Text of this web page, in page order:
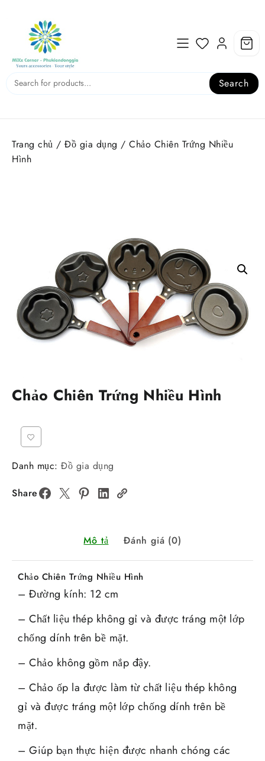
content
Search
Trang chủ / Đồ gia dụng / Chảo Chiên Trứng Nhiều
Hình
Chảo Chiên Trứng Nhiều Hình
Danh mục: Đồ gia dụng
Share
Mô tả Đánh giá (0)
Chảo Chiên Trứng Nhiều Hình
– Đường kính: 12 cm
– Chất liệu thép không gỉ và được tráng một lớp
chống dính trên bề mặt.
– Chảo không gồm nắp đậy.
– Chảo ốp la được làm từ chất liệu thép không
gỉ và được tráng một lớp chống dính trên bề
mặt.
– Giúp bạn thực hiện được nhanh chóng các